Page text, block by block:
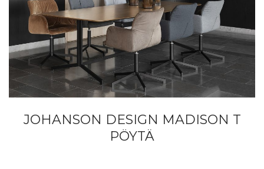
JOHANSON DESIGN MADISON T
PÖYTÄ